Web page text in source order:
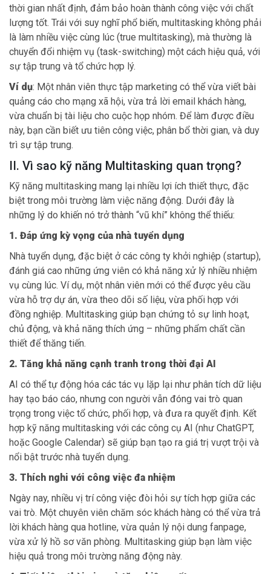
thời gian nhất định, đảm bảo hoàn thành công việc với chất
lượng tốt. Trái với suy nghĩ phổ biến, multitasking không phải
là làm nhiều việc cùng lúc (true multitasking), mà thường là
chuyển đổi nhiệm vụ (task-switching) một cách hiệu quả, với
sự tập trung và tổ chức hợp lý.
Ví dụ: Một nhân viên thực tập marketing có thể vừa viết bài
quảng cáo cho mạng xã hội, vừa trả lời email khách hàng,
vừa chuẩn bị tài liệu cho cuộc họp nhóm. Để làm được điều
này, bạn cần biết ưu tiên công việc, phân bổ thời gian, và duy
trì sự tập trung.
II. Vì sao kỹ năng Multitasking quan trọng?
Kỹ năng multitasking mang lại nhiều lợi ích thiết thực, đặc
biệt trong môi trường làm việc năng động. Dưới đây là
những lý do khiến nó trở thành “vũ khí” không thể thiếu:
1. Đáp ứng kỳ vọng của nhà tuyển dụng
Nhà tuyển dụng, đặc biệt ở các công ty khởi nghiệp (startup),
đánh giá cao những ứng viên có khả năng xử lý nhiều nhiệm
vụ cùng lúc. Ví dụ, một nhân viên mới có thể được yêu cầu
vừa hỗ trợ dự án, vừa theo dõi số liệu, vừa phối hợp với
đồng nghiệp. Multitasking giúp bạn chứng tỏ sự linh hoạt,
chủ động, và khả năng thích ứng – những phẩm chất cần
thiết để thăng tiến.
2. Tăng khả năng cạnh tranh trong thời đại AI
AI có thể tự động hóa các tác vụ lặp lại như phân tích dữ liệu
hay tạo báo cáo, nhưng con người vẫn đóng vai trò quan
trọng trong việc tổ chức, phối hợp, và đưa ra quyết định. Kết
hợp kỹ năng multitasking với các công cụ AI (như ChatGPT,
hoặc Google Calendar) sẽ giúp bạn tạo ra giá trị vượt trội và
nổi bật trước nhà tuyển dụng.
3. Thích nghi với công việc đa nhiệm
Ngày nay, nhiều vị trí công việc đòi hỏi sự tích hợp giữa các
vai trò. Một chuyên viên chăm sóc khách hàng có thể vừa trả
lời khách hàng qua hotline, vừa quản lý nội dung fanpage,
vừa xử lý hồ sơ văn phòng. Multitasking giúp bạn làm việc
hiệu quả trong môi trường năng động này.